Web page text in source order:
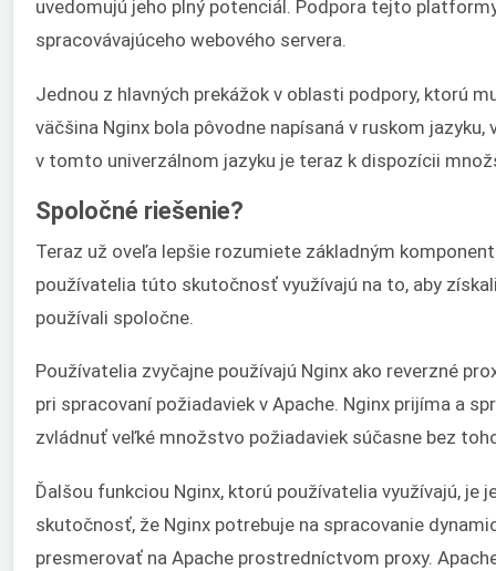
uvedomujú jeho plný potenciál. Podpora tejto
spracovávajúceho webového servera.
Jednou z hlavných prekážok v oblasti podpory, ktorú
väčšina Nginx bola pôvodne napísaná v ruskom
v tomto univerzálnom jazyku je teraz k dispozícii
Spoločné riešenie?
Teraz už oveľa lepšie rozumiete základným
používatelia túto skutočnosť využívajú na to, aby
používali spoločne.
Používatelia zvyčajne používajú Nginx ako reverzné
pri spracovaní požiadaviek v Apache. Nginx prijíma a
zvládnuť veľké množstvo požiadaviek súčasne bez
Ďalšou funkciou Nginx, ktorú používatelia využívajú,
skutočnosť, že Nginx potrebuje na spracovanie
presmerovať na Apache prostredníctvom proxy.